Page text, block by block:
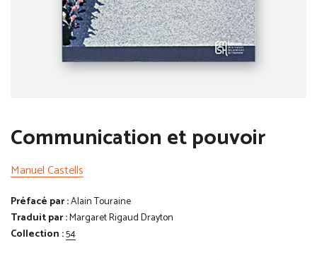
Communication et pouvoir
Manuel Castells
Préfacé par :Alain Touraine
Traduit par :Margaret Rigaud Drayton
Collection :54